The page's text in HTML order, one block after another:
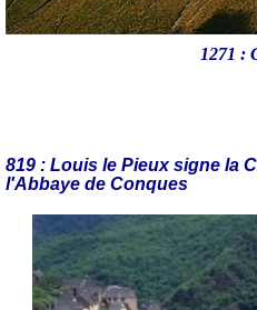
1271 :
819 : Louis le Pieux signe la
l'Abbaye de Conques